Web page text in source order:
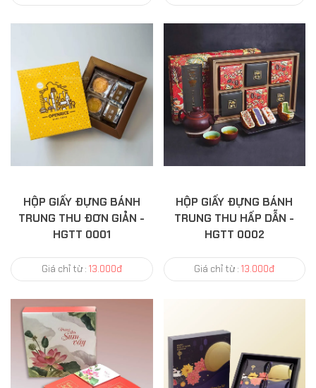
HỘP GIẤY ĐỰNG BÁNH
TRUNG THU ĐƠN GIẢN -
HGTT 0001
Giá chỉ từ : 13.000đ
HỘP GIẤY ĐỰNG BÁNH
TRUNG THU HẤP DẪN -
HGTT 0002
Giá chỉ từ :13.000đ